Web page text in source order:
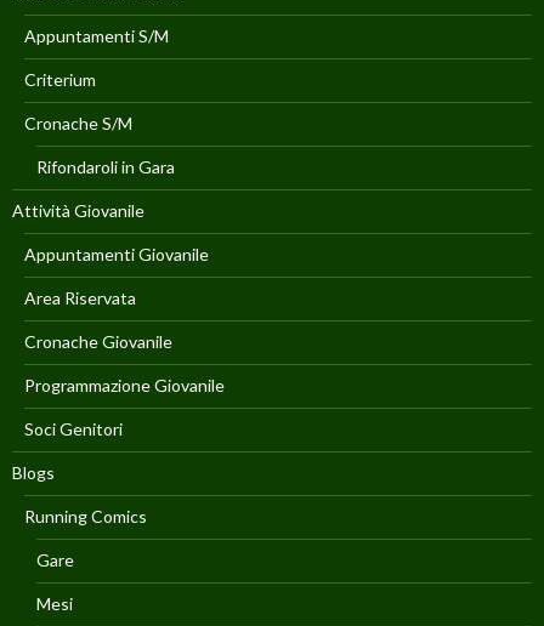
Appuntamenti S/M
Criterium
Cronache S/M
Rifondaroli in Gara
Attività Giovanile
Appuntamenti Giovanile
Area Riservata
Cronache Giovanile
Programmazione Giovanile
Soci Genitori
Blogs
Running Comics
Gare
Mesi